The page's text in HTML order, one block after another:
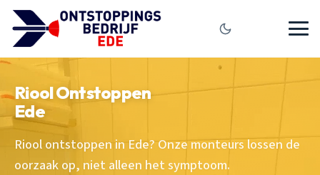
Riool Ontstoppen
Ede
Riool ontstoppen in Ede? Onze monteurs lossen de
oorzaak op, niet alleen het symptoom.